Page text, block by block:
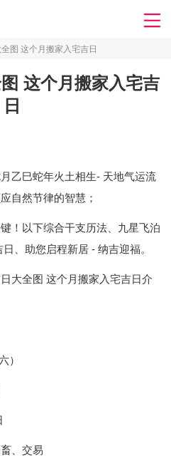
图 这个月搬家入宅吉日
这个月搬家入宅吉
日
乙巳蛇年火土相生- 天地气运流
自然节律的智慧；
！以下综合干支历法、九星飞泊
、助您启程新居 - 纳吉迎福。
大全图 这个月搬家入宅吉日介
）
、交易